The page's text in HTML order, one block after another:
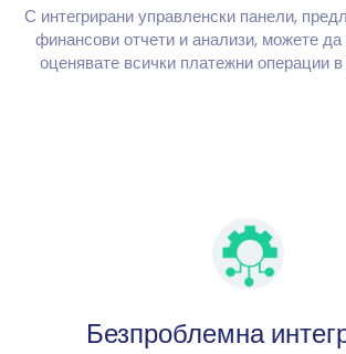
С интегрирани управленски панели,
финансови отчети и анализи, можете
оценявате всички платежни операции
Безпроблемна